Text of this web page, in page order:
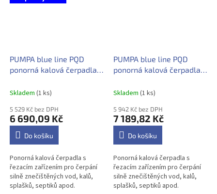
PUMPA blue line PQD
ponorná kalová čerpadla s
12-1.1QGF 230V
Skladem (1 ks)
5 529 Kč bez DPH
6 690,09 Kč
Do košíku
Ponorná kalová čerpadla s
řezacím zařízením pro čerpání
silně znečištěných vod, kalů,
splašků, septiků apod.
PUMPA blue line PQD
ponorná kalová čerpadla s
16-1.5QGF 230V
Skladem (1 ks)
5 942 Kč bez DPH
7 189,82 Kč
Do košíku
Ponorná kalová čerpadla s
řezacím zařízením pro čerpání
silně znečištěných vod, kalů,
splašků, septiků apod.